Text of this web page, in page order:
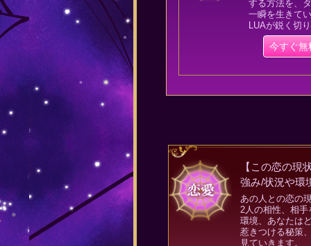
する方法を、
一瞬を生きて
LUAが鋭く切
今すぐ無
【この恋の現
強み/状況や環
あの人との恋の
2人の相性、相
環境、あなたは
惹きつける秘策
見ていきます。